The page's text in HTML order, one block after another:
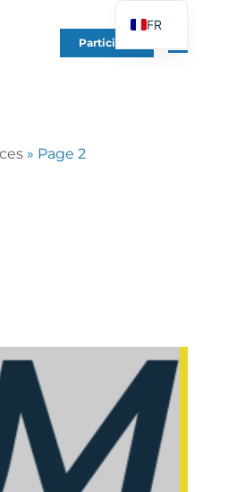
Participer
» Page 2
FR
EN